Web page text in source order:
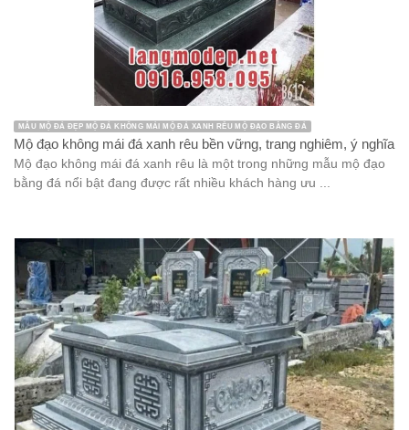
MẪU MỘ ĐÁ ĐẸP MỘ ĐÁ KHÔNG MÁI MỘ ĐÁ XANH RÊU MỘ ĐẠO BẰNG ĐÁ
Mộ đạo không mái đá xanh rêu bền vững, trang nghiêm, ý nghĩa
Mộ đạo không mái đá xanh rêu là một trong những mẫu mộ đạo
bằng đá nổi bật đang được rất nhiều khách hàng ưu ...